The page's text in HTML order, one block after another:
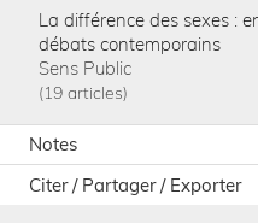
La différence des sexes :
débats contemporains
Sens Public
19 articles
Notes
Citer / Partager / Exporter